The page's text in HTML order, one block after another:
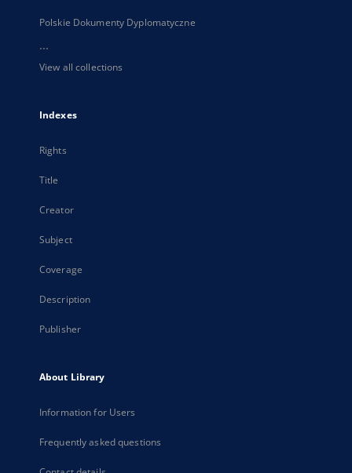
Polskie Dokumenty Dyplomatyczne
...
View all collections
Indexes
Rights
Title
Creator
Subject
Coverage
Description
Publisher
About Library
Information for Users
Frequently asked questions